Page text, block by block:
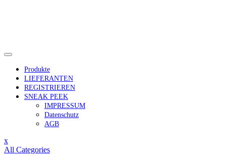
Produkte
LIEFERANTEN
REGISTRIEREN
SNEAK PEEK
IMPRESSUM
Datenschutz
AGB
xClose
Menu
All Categories